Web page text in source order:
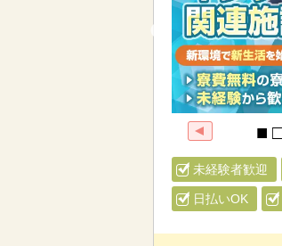
未経験者歓迎
日払いOK